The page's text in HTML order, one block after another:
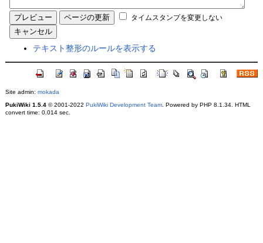
タイムスタンプを変更しない
テキスト整形のルールを表示する
Site admin: mokada
PukiWiki 1.5.4© 2001-2022 PukiWiki Development Team. Powered by PHP 8.1.34. HTML
convert time: 0.014 sec.